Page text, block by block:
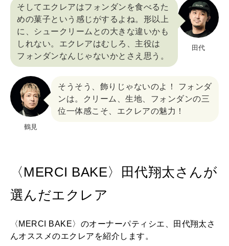
田代
そしてエクレアはフォンダンを食べるた
めの菓子という感じがするよね。形以上
に、シュークリームとの大きな違いかも
しれない。エクレアはむしろ、主役は
フォンダンなんじゃないかとさえ思う。
鶴見
そうそう、飾りじゃないのよ！ フォンダ
ンは。クリーム、生地、フォンダンの三
位一体感こそ、エクレアの魅力！
〈MERCI BAKE〉田代翔太さんが
選んだエクレア
〈MERCI BAKE〉のオーナーパティシエ、田代翔太さ
んオススメのエクレアを紹介します。